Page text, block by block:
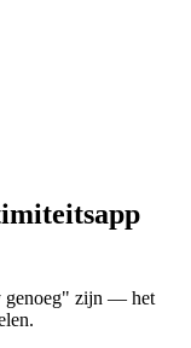
genoeg" zijn — het